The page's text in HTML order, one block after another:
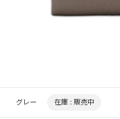
グレー 在庫 : 販売中